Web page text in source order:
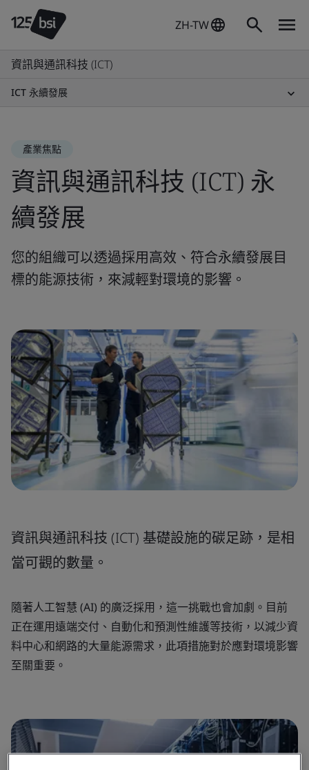
ZH-TW
資訊與通訊科技 (ICT)
ICT 永續發展
產業焦點
資訊與通訊科技 (ICT) 永
續發展
您的組織可以透過採用高效、符合永續發展目
標的能源技術，來減輕對環境的影響。
資訊與通訊科技 (ICT) 基礎設施的碳足跡，是相
當可觀的數量。
隨著人工智慧 (AI) 的廣泛採用，這一挑戰也會加劇。目前
正在運用遠端交付、自動化和預測性維護等技術，以減少資
料中心和網路的大量能源需求，此項措施對於應對環境影響
至關重要。